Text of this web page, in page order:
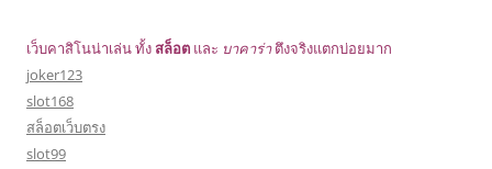
เว็บคาสิโนน่าเล่น ทั้งสล็อต และ บาคาร่าตึงจริงแตกบ่อยมาก
joker123
slot168
สล็อตเว็บตรง
slot99